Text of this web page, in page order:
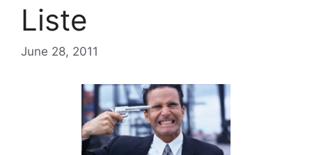
Liste
June 28, 2011